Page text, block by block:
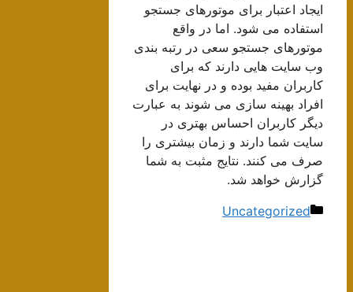
ایجاد اعتبار برای موتورهای جستجو
استفاده می شود. اما در واقع
موتورهای جستجو سعی در رتبه بندی
وب سایت هایی دارند که برای
کاربران مفید بوده و در نهایت برای
افراد بهینه سازی می شوند به عبارت
دیگر کاربران احساس بهتری در
سایت شما دارند و زمان بیشتری را
صرف می کنند. نتایج مثبت به شما
گزارش خواهد شد.
دسته‌ها
Uncategorized